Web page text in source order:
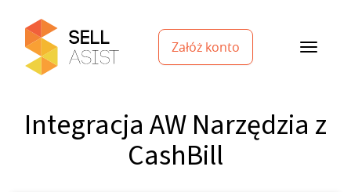
Załóż konto
Integracja AW Narzędzia z
CashBill